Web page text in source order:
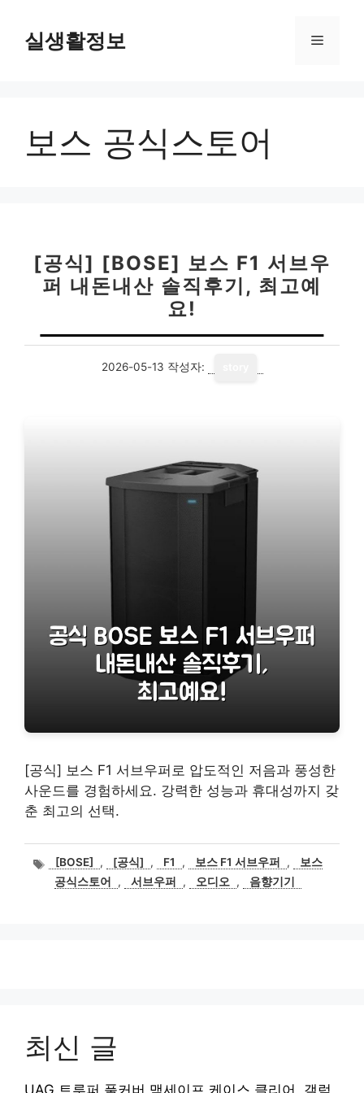
실생활정보 메
보스 공식스토어
[공식] [BOSE] 보스 F1 서브우
퍼 내돈내산 솔직후기, 최고예
요!
2026-05-13 작성자:
[공식] 보스 F1 서브우퍼로 압도적인 저음과 풍성한
사운드를 경험하세요. 강력한 성능과 휴대성까지 갖
춘 최고의 선택.
태
그
[BOSE] , [공식] , F1 , 보스 F1 서브우퍼 ,
보스
공식스토어
, 서브우퍼 , 오디오 , 음향기기
최신 글